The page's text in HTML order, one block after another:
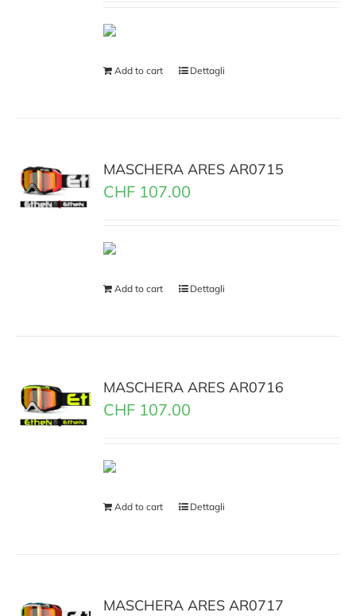
Add to cart Dettagli
MASCHERA ARES AR0715
CHF 107.00
Add to cart Dettagli
MASCHERA ARES AR0716
CHF 107.00
Add to cart Dettagli
MASCHERA ARES AR0717